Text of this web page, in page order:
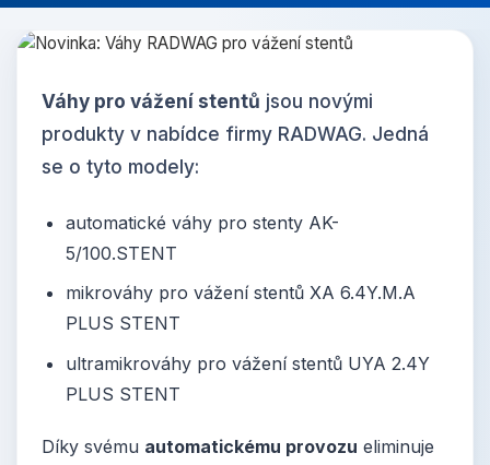
Váhy pro vážení stentů jsou novými
produkty v nabídce firmy RADWAG. Jedná
se o tyto modely:
automatické váhy pro stenty AK-
5/100.STENT
mikrováhy pro vážení stentů XA 6.4Y.M.A
PLUS STENT
ultramikrováhy pro vážení stentů UYA 2.4Y
PLUS STENT
Díky svému automatickému provozu eliminuje